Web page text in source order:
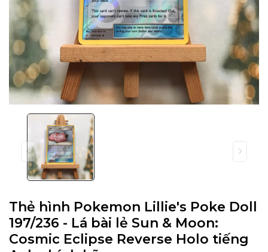
Thẻ hình Pokemon Lillie's Poke Doll
197/236 - Lá bài lẻ Sun & Moon:
Cosmic Eclipse Reverse Holo tiếng